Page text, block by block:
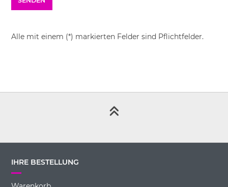
Alle mit einem (*) markierten Felder sind Pflichtfelder.
IHRE BESTELLUNG